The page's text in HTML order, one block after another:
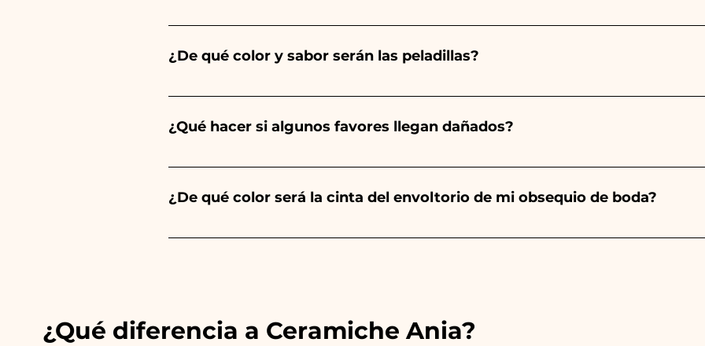
Se garantiza la recepción del pedido 10/15 días antes del evento.
¿De qué color y sabor serán las peladillas?
El sabor de las peladillas siempre será almendrado, el color varía según el tipo de
Comunión, Confirmación y Boda será de color blanco. - Para Graduación, será Rojo
¿Qué hacer si algunos favores llegan dañados?
Llevamos muchos años en el sector y sabemos cuidar tus pedidos pero si algo se
¿De qué color será la cinta del envoltorio de mi obsequio de boda?
Siempre combinamos los colores de las cintas con los colores del detalle de boda
¿Qué diferencia a Ceramiche Ania?